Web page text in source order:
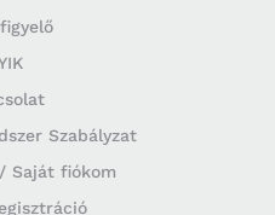
Szabályzat
Saját fiókom